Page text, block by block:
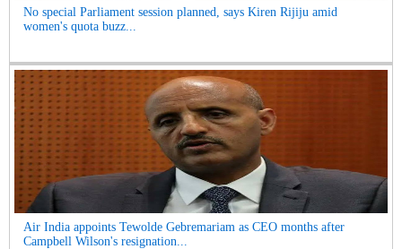
No special Parliament session planned, says Kiren Rijiju amid
women's quota buzz...
Air India appoints Tewolde Gebremariam as CEO months after
Campbell Wilson's resignation...